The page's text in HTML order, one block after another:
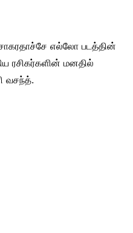
எல்லோ படத்தின்
ரசிகர்களின் மனதில்
வசந்த்.